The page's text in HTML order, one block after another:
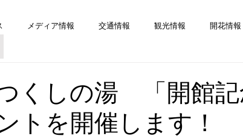
メディア情報 交通情報 観光情報 開花情報
くしの湯 「開館記
トを開催します！